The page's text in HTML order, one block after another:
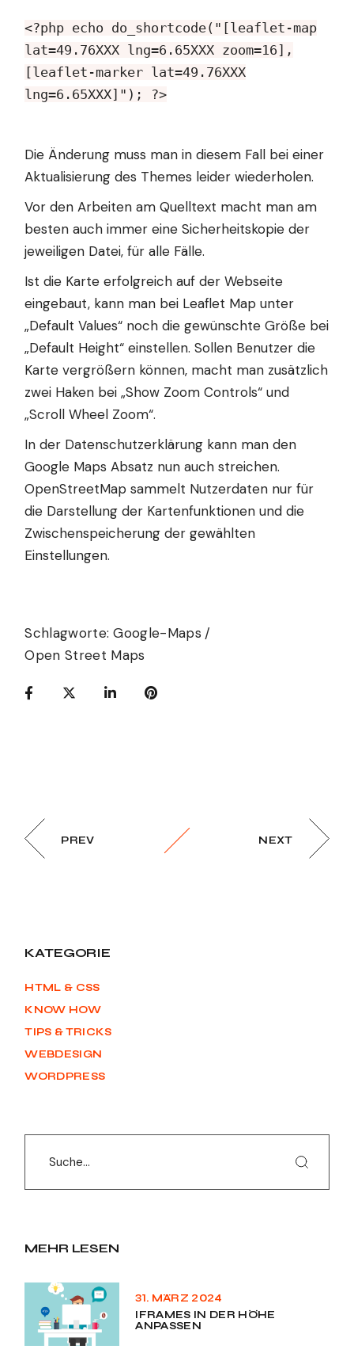
<?php echo do_shortcode("[leaflet-map
lat=49.76XXX lng=6.65XXX zoom=16],
[leaflet-marker lat=49.76XXX
lng=6.65XXX]"); ?>
Die Änderung muss man in diesem Fall bei einer
Aktualisierung des Themes leider wiederholen.
Vor den Arbeiten am Quelltext macht man am
besten auch immer eine Sicherheitskopie der
jeweiligen Datei, für alle Fälle.
Ist die Karte erfolgreich auf der Webseite
eingebaut, kann man bei Leaflet Map unter
„Default Values“ noch die gewünschte Größe bei
„Default Height“ einstellen. Sollen Benutzer die
Karte vergrößern können, macht man zusätzlich
zwei Haken bei „Show Zoom Controls“ und
„Scroll Wheel Zoom“.
In der Datenschutzerklärung kann man den
Google Maps Absatz nun auch streichen.
OpenStreetMap sammelt Nutzerdaten nur für
die Darstellung der Kartenfunktionen und die
Zwischenspeicherung der gewählten
Einstellungen.
Schlagworte: Google-Maps
Open Street Maps
PREV NEXT
KATEGORIE
HTML & CSS
KNOW HOW
TIPS & TRICKS
WEBDESIGN
WORDPRESS
MEHR LESEN
31. MÄRZ 2024
IFRAMES IN DER HÖHE
ANPASSEN